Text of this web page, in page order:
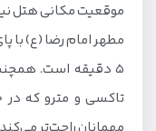
موقعیت مکانی هتل
۵ دقیقه است.
تاکسی و مترو که در